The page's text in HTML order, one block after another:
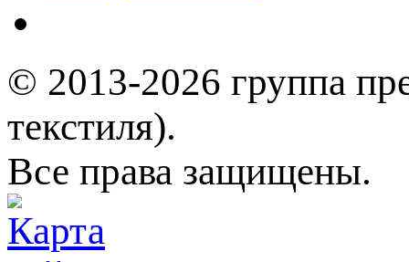
© 2013-2026 группа
текстиля).
Все права защищены.